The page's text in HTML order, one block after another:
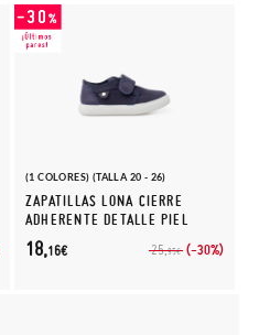
(1 COLORES) (TALLA 20 - 26)
ZAPATILLAS LONA CIERRE
ADHERENTE DETALLE PIEL
25,95€ (-30%)
18,16€